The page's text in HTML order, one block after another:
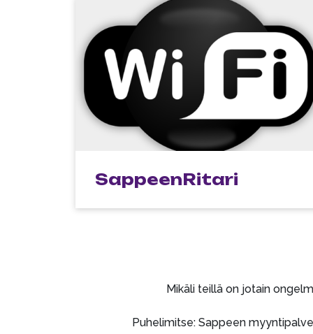
SappeenRitari
Mikäli teillä on jotain
Puhelimitse: Sappeen